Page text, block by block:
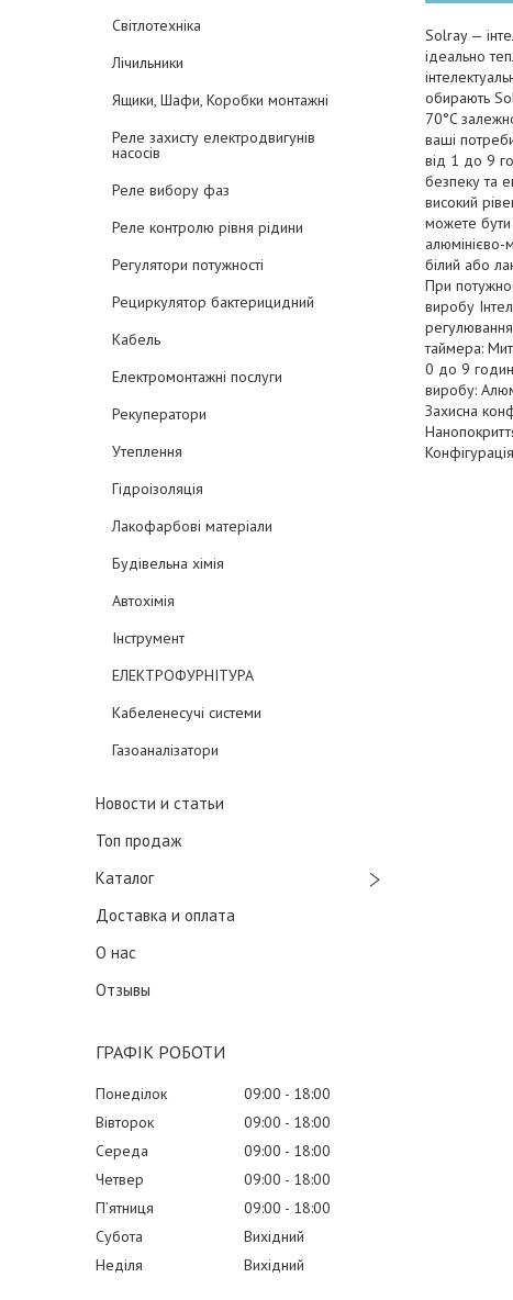
Світлотехніка
Лічильники
Ящики, Шафи, Коробки монтажні
Реле захисту електродвигунів
насосів
Реле вибору фаз
Реле контролю рівня рідини
Регулятори потужності
Рециркулятор бактерицидний
Кабель
Електромонтажні послуги
Рекуператори
Утеплення
Гідроізоляція
Лакофарбові матеріали
Будівельна хімія
Автохімія
Інструмент
ЕЛЕКТРОФУРНІТУРА
Кабеленесучі системи
Газоаналізатори
Новости и статьи
Топ продаж
Каталог
Доставка и оплата
О нас
Отзывы
ГРАФІК РОБОТИ
Понеділок 09:00
18:00
Вівторок
09:00
18:00
Середа
09:00
18:00
Четвер
09:00
18:00
Пʼятниця
09:00
18:00
Субота
Вихідний
Неділя
Вихідний
Solray —
ідеально
обирають
70°C
ваші
від 1 до 9
безпеку та
високий
можете бути
алюмінієво-
білий або
При
виробу
таймера:
0 до 9
виробу:
Захисна